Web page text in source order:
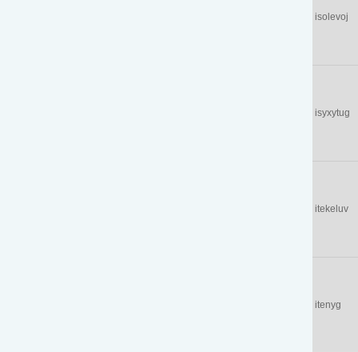
isolevoj
isyxytug
itekeluv
itenyg